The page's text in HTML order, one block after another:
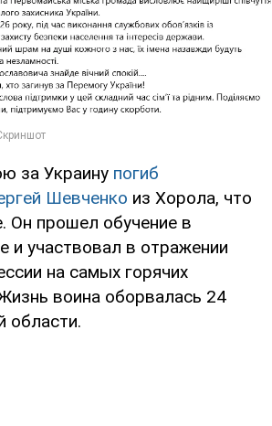
за Украину погиб
Шевченко из Хорола, что
Он прошел обучение в
и участвовал в отражении
на самых горячих
воина оборвалась 24
области.